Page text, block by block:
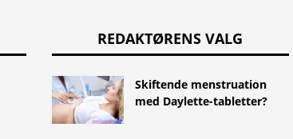
REDAKTØRENS VALG
Skiftende menstruation
med Daylette-tabletter?